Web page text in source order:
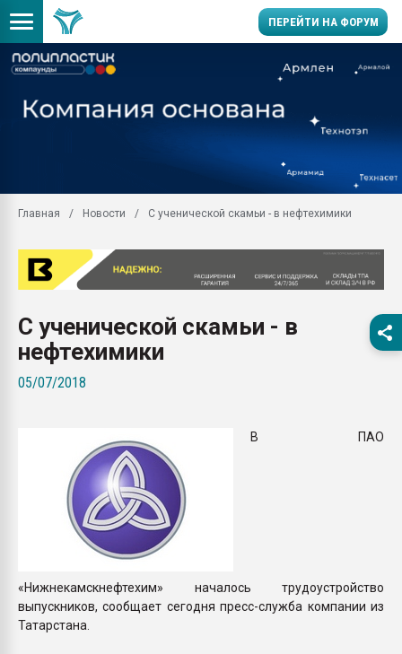
ПЕРЕЙТИ НА ФОРУМ
производство SPC
заводу пластмасс"
Помощь в подборе
Вакуум-формовочные
Подмосковье, Москва
первый план в
Главная Новости С ученической скамьи - в нефтехимики
С ученической скамьи - в
нефтехимики
05/07/2018
В ПАО
«Нижнекамскнефтехим» началось трудоустройство
выпускников, сообщает сегодня пресс-служба компании из
Татарстана.